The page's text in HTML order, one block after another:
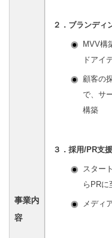
事業内
容
２．ブランディ
MVV構
ドアイ
顧客の
で、サ
構築
３．採用/PR支援
スター
らPRに
メディ